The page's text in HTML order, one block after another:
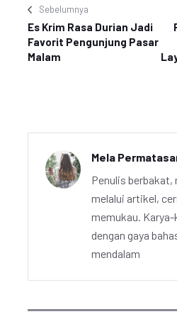
Sebelumnya
Es Krim Rasa Durian Jadi
Favorit Pengunjung Pasar
Malam
Mela
Penulis
melalui artikel,
memukau. Karya-
dengan gaya
mendalam